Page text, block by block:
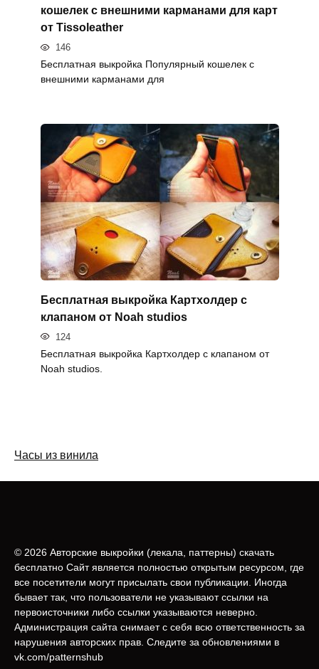
кошелек с внешними карманами для карт
от Tissoleather
146
Бесплатная выкройка Популярный кошелек с
внешними карманами для
Бесплатная выкройка Картхолдер с
клапаном от Noah studios
124
Бесплатная выкройка Картхолдер с клапаном от
Noah studios.
Часы из винила
© 2026 Авторские выкройки (лeкала, паттерны) скачать
бесплатно Сайт является полностью открытым ресурсом, где
все посетители могут присылать свои публикации. Иногда
бывает так, что пользователи не указывают ссылки на
первоисточники либо ссылки указываются неверно.
Администрация сайта снимает с себя всю ответственность за
нарушения авторских прав. Следите за обновлениями в
vk.com/patternshub